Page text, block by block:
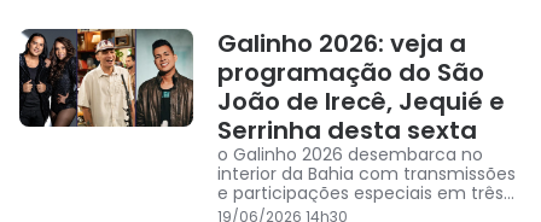
Galinho 2026: veja a
programação do São
João de Irecê, Jequié e
Serrinha desta sexta
o Galinho 2026 desembarca no
interior da Bahia com transmissões
e participações especiais em três
dos principais destinos juninos do
19/06/2026 14h30